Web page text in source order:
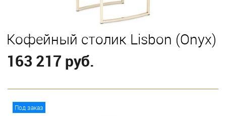
Кофейный столик Lisbon (Onyx)
163 217 руб.
Под заказ